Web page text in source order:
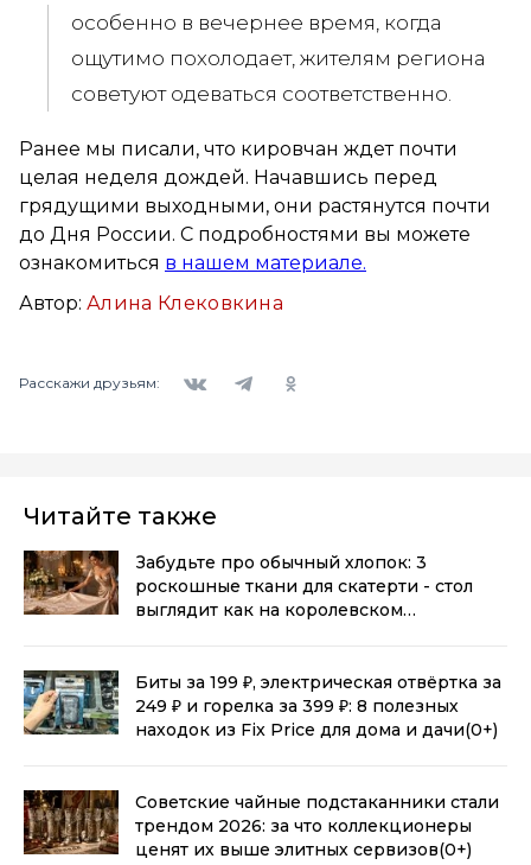
особенно в вечернее время, когда
ощутимо похолодает, жителям региона
советуют одеваться соответственно.
Ранее мы писали, что кировчан ждет почти
целая неделя дождей. Начавшись перед
грядущими выходными, они растянутся почти
до Дня России. С подробностями вы можете
ознакомиться в нашем материале.
Автор: Алина Клековкина
Расскажи друзьям:
Читайте также
Забудьте про обычный хлопок: 3
роскошные ткани для скатерти - стол
выглядит как на королевском
Биты за 199 ₽, электрическая отвёртка за
249 ₽ и горелка за 399 ₽: 8 полезных
находок из Fix Price для дома и дачи(0+)
Советские чайные подстаканники стали
трендом 2026: за что коллекционеры
ценят их выше элитных сервизов(0+)